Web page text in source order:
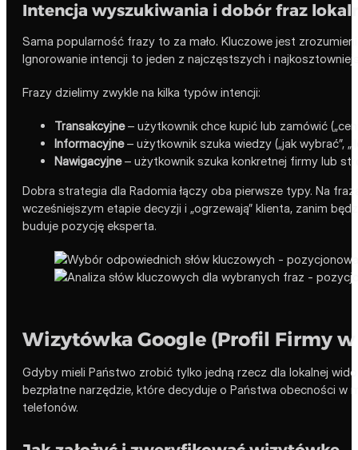
Intencja wyszukiwania i dobór fraz
Sama popularność frazy to za mało. Kluczowe jest
Ignorowanie intencji to jeden z najczęstszych i
Frazy dzielimy zwykle na kilka typów intencji:
Transakcyjne– użytkownik chce kupić lub zamówić
Informacyjne– użytkownik szuka wiedzy („jak wybrać”,
Nawigacyjne– użytkownik szuka konkretnej firmy lub
Dobra strategia dla Radomia łączy oba pierwsze typy. Na
wcześniejszym etapie decyzji i „ogrzewają” klienta, zanim
buduje pozycję eksperta.
Wizytówka Google (Profil Firmy
Gdyby mieli Państwo zrobić tylko jedną rzecz dla lokalnej
bezpłatne narzędzie, które decyduje o Państwa obecności w
telefonów.